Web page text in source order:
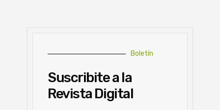
Boletín
Suscribite a la
Revista Digital